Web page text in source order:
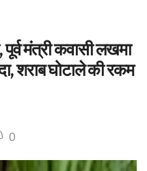
मंत्री कवासी लखमा
शराब घोटाले की रकम
0